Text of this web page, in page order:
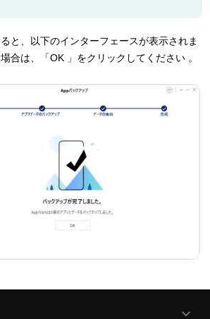
と、以下のインターフェースが表示されま
合は、「OK 」をクリックしてください 。